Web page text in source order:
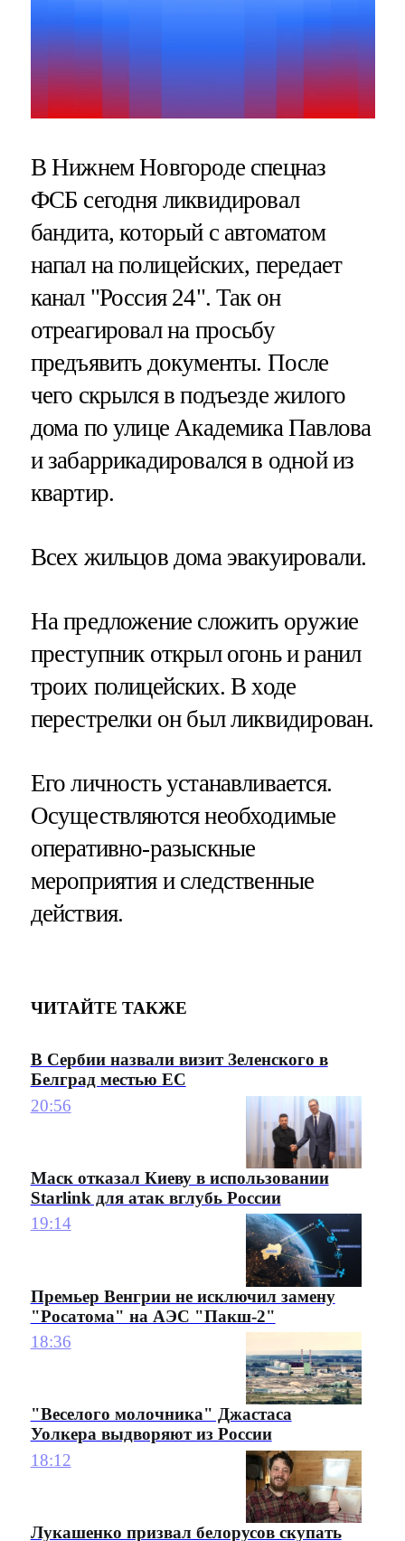
В Нижнем Новгороде спецназ
ФСБ сегодня ликвидировал
бандита, который с автоматом
напал на полицейских, передает
канал "Россия 24". Так он
отреагировал на просьбу
предъявить документы. После
чего скрылся в подъезде жилого
дома по улице Академика Павлова
и забаррикадировался в одной из
квартир.
Всех жильцов дома эвакуировали.
На предложение сложить оружие
преступник открыл огонь и ранил
троих полицейских. В ходе
перестрелки он был ликвидирован.
Его личность устанавливается.
Осуществляются необходимые
оперативно-разыскные
мероприятия и следственные
действия.
ЧИТАЙТЕ ТАКЖЕ
В Сербии назвали визит Зеленского в
Белград местью ЕС
20:56
Маск отказал Киеву в использовании
Starlink для атак вглубь России
19:14
Премьер Венгрии не исключил замену
"Росатома" на АЭС "Пакш-2"
18:36
"Веселого молочника" Джастаса
Уолкера выдворяют из России
18:12
Лукашенко призвал белорусов скупать